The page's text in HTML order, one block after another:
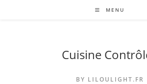
MENU
Cuisine
BY LILOULIGHT.FR